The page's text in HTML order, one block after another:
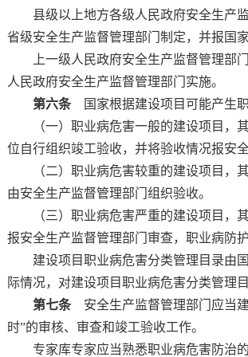
县级以上地方各级人民政府安全生产监
省级安全生产监督管理部门制定，并报国
上一级人民政府安全生产监督管理部门
人民政府安全生产监督管理部门实施。
第六条国家根据建设项目可能产生职
（一）职业病危害一般的建设项目，其
位自行组织竣工验收，并将验收情况报安
（二）职业病危害较重的建设项目，其
由安全生产监督管理部门组织验收。
（三）职业病危害严重的建设项目，其
报安全生产监督管理部门审查，职业病防
建设项目职业病危害分类管理目录由国
际情况，对建设项目职业病危害分类管理
第七条安全生产监督管理部门应当建
时”的审核、审查和竣工验收工作。
专家库专家应当熟悉职业病危害防治的